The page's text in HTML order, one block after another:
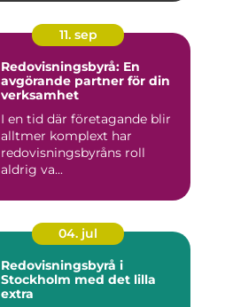
11. sep
Redovisningsbyrå: En
avgörande partner för din
verksamhet
I en tid där företagande blir
alltmer komplext har
redovisningsbyråns roll
aldrig va...
04. jul
Redovisningsbyrå i
Stockholm med det lilla
extra